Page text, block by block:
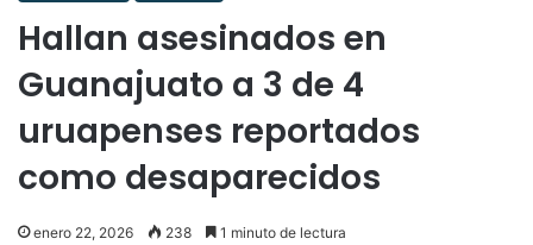
Hallan asesinados en
Guanajuato a 3 de 4
uruapenses reportados
como desaparecidos
enero 22, 2026 238 1 minuto de lectura